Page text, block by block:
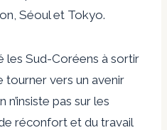
Séoul et Tokyo.
les Sud-Coréens à sortir
tourner vers un avenir
n’insiste pas sur les
réconfort et du travail